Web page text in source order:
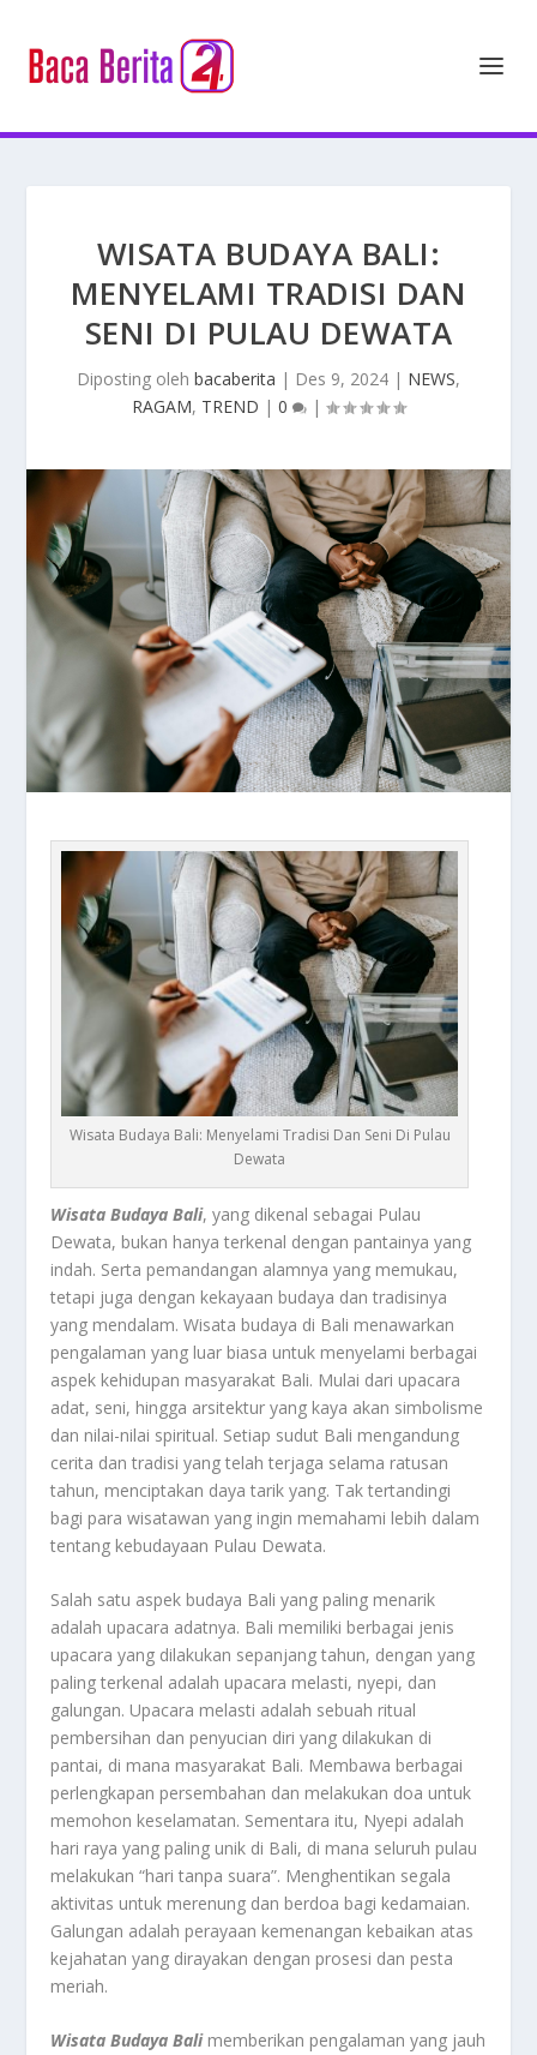
WISATA BUDAYA BALI:
MENYELAMI TRADISI DAN
SENI DI PULAU DEWATA
Diposting oleh bacaberita | Des 9, 2024 | NEWS,
RAGAM, TREND | 0 |
Wisata Budaya Bali: Menyelami Tradisi Dan Seni Di Pulau
Dewata
Wisata Budaya Bali, yang dikenal sebagai Pulau
Dewata, bukan hanya terkenal dengan pantainya yang
indah. Serta pemandangan alamnya yang memukau,
tetapi juga dengan kekayaan budaya dan tradisinya
yang mendalam. Wisata budaya di Bali menawarkan
pengalaman yang luar biasa untuk menyelami berbagai
aspek kehidupan masyarakat Bali. Mulai dari upacara
adat, seni, hingga arsitektur yang kaya akan simbolisme
dan nilai-nilai spiritual. Setiap sudut Bali mengandung
cerita dan tradisi yang telah terjaga selama ratusan
tahun, menciptakan daya tarik yang. Tak tertandingi
bagi para wisatawan yang ingin memahami lebih dalam
tentang kebudayaan Pulau Dewata.
Salah satu aspek budaya Bali yang paling menarik
adalah upacara adatnya. Bali memiliki berbagai jenis
upacara yang dilakukan sepanjang tahun, dengan yang
paling terkenal adalah upacara melasti, nyepi, dan
galungan. Upacara melasti adalah sebuah ritual
pembersihan dan penyucian diri yang dilakukan di
pantai, di mana masyarakat Bali. Membawa berbagai
perlengkapan persembahan dan melakukan doa untuk
memohon keselamatan. Sementara itu, Nyepi adalah
hari raya yang paling unik di Bali, di mana seluruh pulau
melakukan “hari tanpa suara”. Menghentikan segala
aktivitas untuk merenung dan berdoa bagi kedamaian.
Galungan adalah perayaan kemenangan kebaikan atas
kejahatan yang dirayakan dengan prosesi dan pesta
meriah.
Wisata Budaya Bali memberikan pengalaman yang jauh